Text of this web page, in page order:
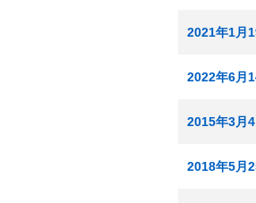
2021年1月
2022年6月
2015年3月
2018年5月